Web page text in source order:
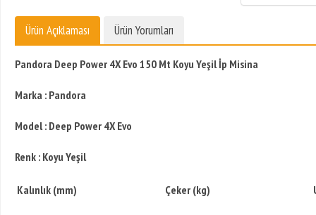
Ürün Açıklaması Ürün Yorumları
Pandora Deep Power 4X Evo 150 Mt Koyu Yeşil İp Misina
Marka : Pandora
Model : Deep Power 4X Evo
Renk : Koyu Yeşil
Kalınlık (mm) Çeker (kg)